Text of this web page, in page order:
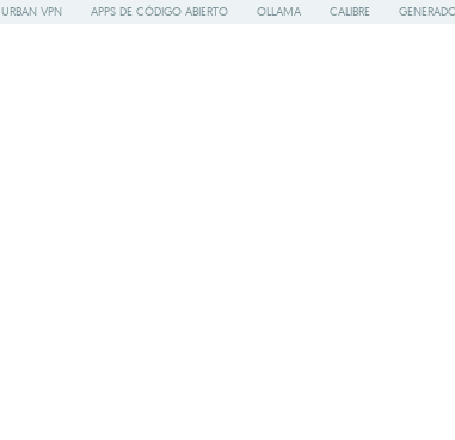
URBAN VPN APPS DE CÓDIGO ABIERTO OLLAMA CALIBRE